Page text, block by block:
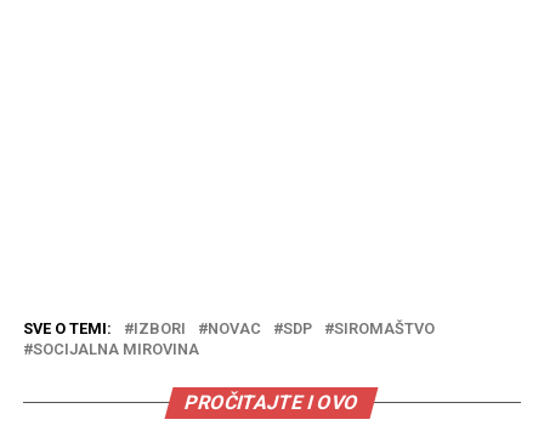
SVE O TEMI: IZBORI NOVAC SDP
SIROMAŠTVO
SOCIJALNA MIROVINA
PROČITAJTE I OVO